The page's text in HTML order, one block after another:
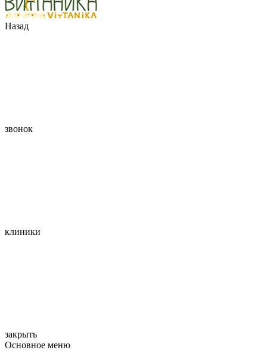
Назад
звонок
клиники
закрыть
Основное меню